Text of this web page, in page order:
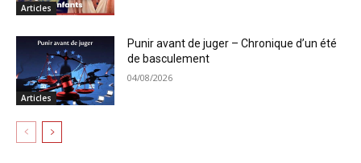
Articles
Articles
Punir avant de juger – Chronique d’un été
de basculement
04/08/2026